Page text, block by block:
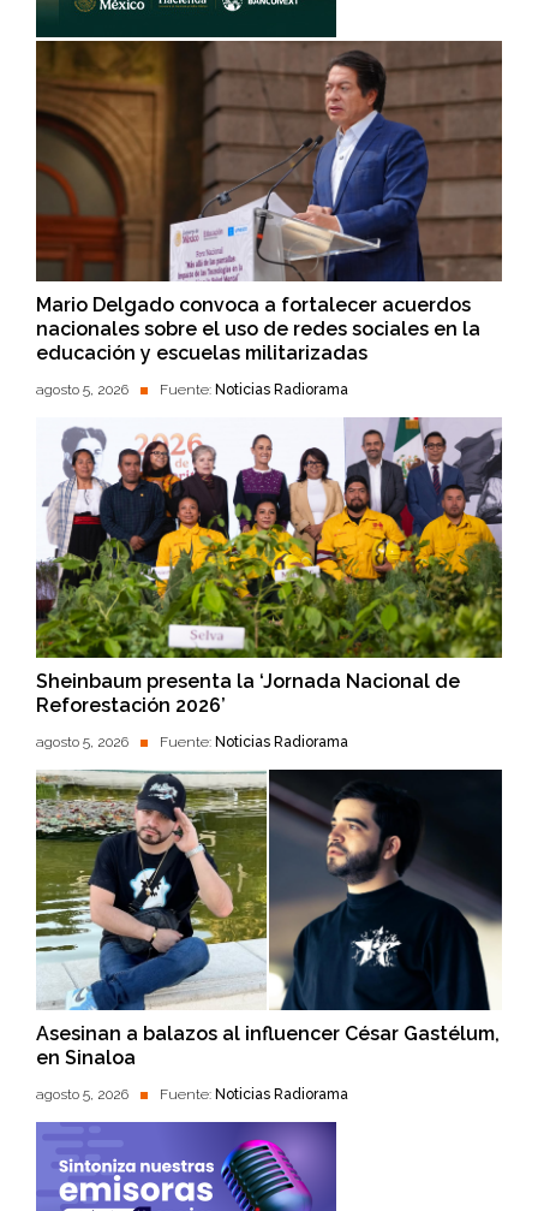
Mario Delgado convoca a fortalecer acuerdos
nacionales sobre el uso de redes sociales en la
educación y escuelas militarizadas
agosto 5, 2026 Fuente: Noticias Radiorama
Sheinbaum presenta la ‘Jornada Nacional de
Reforestación 2026’
agosto 5, 2026 Fuente: Noticias Radiorama
Asesinan a balazos al influencer César Gastélum,
en Sinaloa
agosto 5, 2026 Fuente: Noticias Radiorama